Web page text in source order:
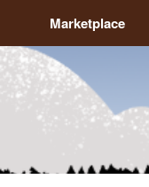
Marketplace